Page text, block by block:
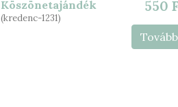
Köszönetajándék
(kredenc-1231)
550